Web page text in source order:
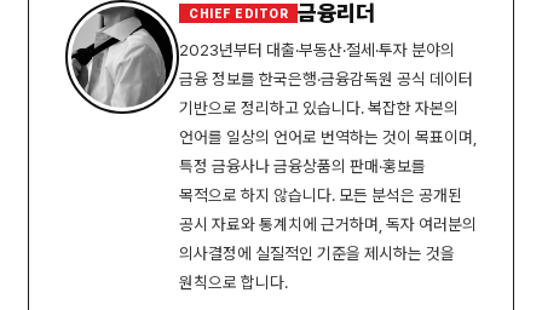
CHIEF EDITOR 금융리더
2023년부터 대출·부동산·절세·투자 분야의
금융 정보를 한국은행·금융감독원 공식 데이터
기반으로 정리하고 있습니다. 복잡한 자본의
언어를 일상의 언어로 번역하는 것이 목표이며,
특정 금융사나 금융상품의 판매·홍보를
목적으로 하지 않습니다. 모든 분석은 공개된
공시 자료와 통계치에 근거하며, 독자 여러분의
의사결정에 실질적인 기준을 제시하는 것을
원칙으로 합니다.